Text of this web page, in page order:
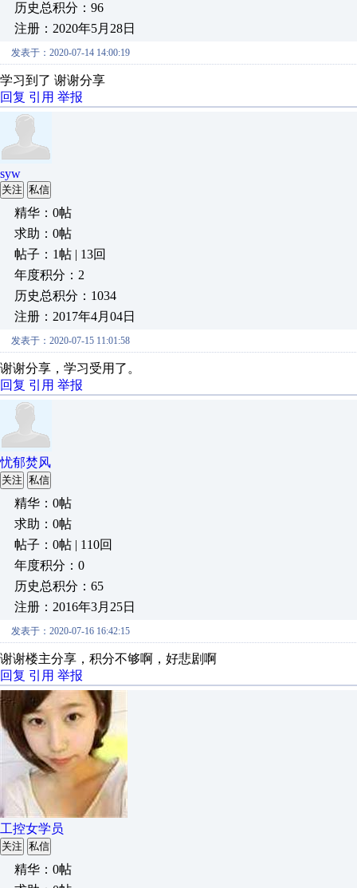
历史总积分：96
注册：2020年5月28日
发表于：2020-07-14 14:00:19
学习到了 谢谢分享
回复 引用 举报
syw
关注 私信
精华：0帖
求助：0帖
帖子：1帖 | 13回
年度积分：2
历史总积分：1034
注册：2017年4月04日
发表于：2020-07-15 11:01:58
谢谢分享，学习受用了。
回复 引用 举报
忧郁焚风
关注 私信
精华：0帖
求助：0帖
帖子：0帖 | 110回
年度积分：0
历史总积分：65
注册：2016年3月25日
发表于：2020-07-16 16:42:15
谢谢楼主分享，积分不够啊，好悲剧啊
回复 引用 举报
工控女学员
关注 私信
精华：0帖